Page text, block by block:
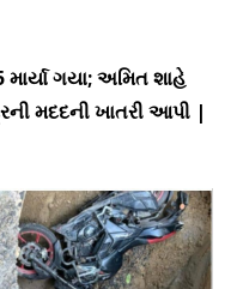
ગયા; અમિત શાહે
મદદની ખાતરી આપી |